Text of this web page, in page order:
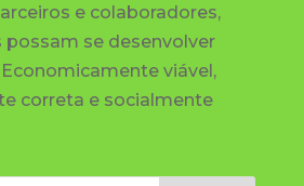
e colaboradores,
possam se desenvolver
viável,
correta e socialmente